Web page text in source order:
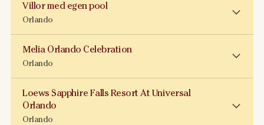
Villor med egen pool
Orlando
Melia Orlando Celebration
Orlando
Loews Sapphire Falls Resort At Universal
Orlando
Orlando